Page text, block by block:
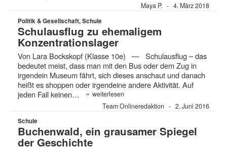
Maya P.
4. März 2018
Politik & Gesellschaft, Schule
Schulausflug zu ehemaligem
Konzentrationslager
Von Lara Bockskopf (Klasse 10e) — Schulausflug – das
bedeutet meist, dass man mit den Bus oder dem Zug in
irgendein Museum fährt, sich dieses anschaut und danach
heißt es shoppen oder irgendeine andere Aktivität. Auf
jeden Fall keinen…
» weiterlesen
Team Onlineredaktion
2. Juni 2016
Schule
Buchenwald, ein grausamer Spiegel
der Geschichte